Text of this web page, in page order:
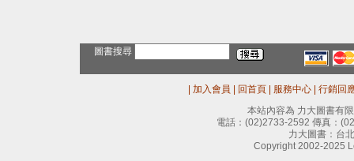
圖書搜尋
加入會員 回首頁 服務中心
行銷回
本站內容為 力大圖書有
電話： (02)2733-2592 傳真：
力大圖書：台
Copyright 2002-2025